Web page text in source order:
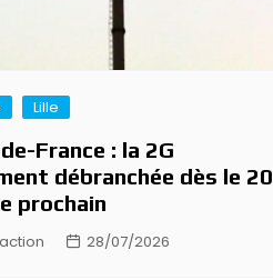
Lille
France : la 2G
débranchée dès le 20
prochain
28/07/2026